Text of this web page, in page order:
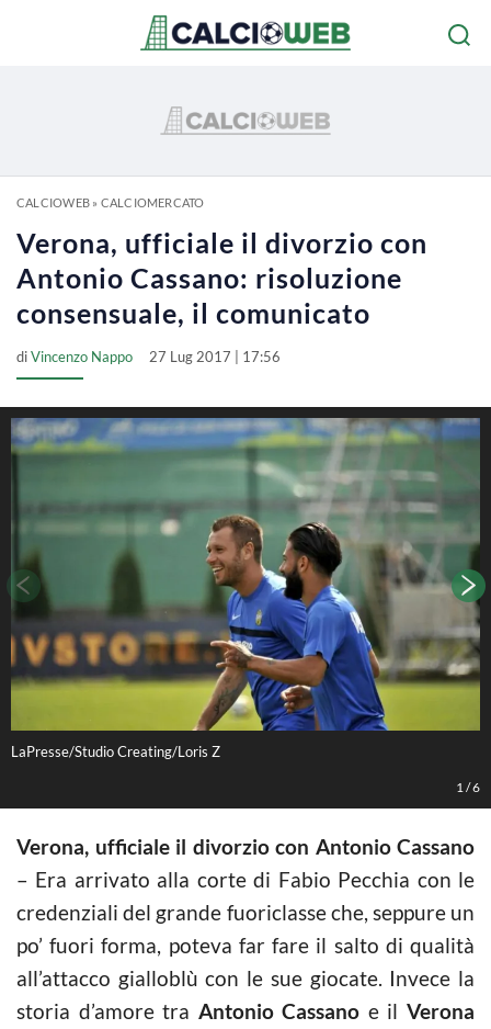
CALCIOWEB» CALCIOMERCATO
Verona, ufficiale il divorzio con
Antonio Cassano: risoluzione
consensuale, il comunicato
diVincenzo Nappo 27 Lug 2017 | 17:56
LaPresse/Studio Creating/Loris Z
1 /6
Verona, ufficiale il divorzio con Antonio Cassano
– Era arrivato alla corte di Fabio Pecchia con le
credenziali del grande fuoriclasse che, seppure un
po’ fuori forma, poteva far fare il salto di qualità
all’attacco gialloblù con le sue giocate. Invece la
storia d’amore tra Antonio Cassano e ilVerona